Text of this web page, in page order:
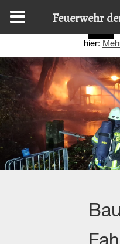
Diese Website nutzt
hier:
Feuerwehr